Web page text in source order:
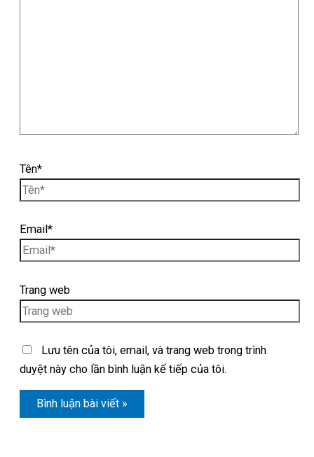
Tên*
Email*
Trang web
Lưu tên của tôi, email, và trang web trong trình
duyệt này cho lần bình luận kế tiếp của tôi.